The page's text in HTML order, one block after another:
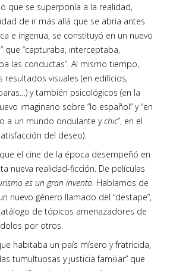
que se superponía a la realidad,
de ir más allá que se abría antes
e ingenua, se constituyó en un nuevo
que “capturaba, interceptaba,
las conductas”. Al mismo tiempo,
visuales (en edificios,
y también psicológicos (en la
imaginario sobre “lo español” y “en
a un mundo ondulante ychic”, en el
del deseo).
el cine de la época desempeñó en
nueva realidad-ficción. De películas
es un gran invento. Hablamos de
nuevo género llamado del “destape”,
de tópicos amenazadores de
por otros.
habitaba un país mísero y fratricida,
tumultuosas y justicia familiar” que